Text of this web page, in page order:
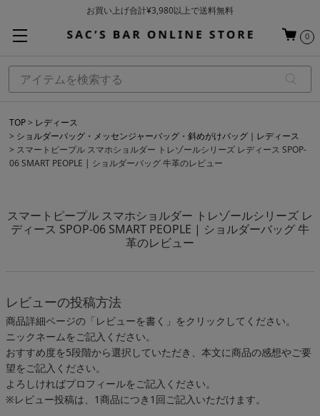
お買い上げ合計¥3,980以上で送料無料
当日～翌営業日を目安に順次発送（一部お取り寄せ商品を除く）
0
TOP
レディース
ショルダーバッグ・メッセンジャーバッグ・斜めがけバッグ｜レディース
スマートピープル スマホショルダー トレゾールシリーズ レディース SPOP-
06 SMART PEOPLE | ショルダーバッグ 牛革のレビュー
スマートピープル スマホショルダー トレゾールシリーズ レ
ディース SPOP-06 SMART PEOPLE | ショルダーバッグ 牛
革のレビュー
レビューの投稿方法
商品詳細ページの「レビューを書く」をクリックしてください。
ニックネームをご記入ください。
おすすめ度を5段階から選択していただき、本文に商品の感想やご要
望をご記入ください。
よろしければプロフィールをご記入ください。
※レビュー投稿は、1商品につき1回ご記入いただけます。